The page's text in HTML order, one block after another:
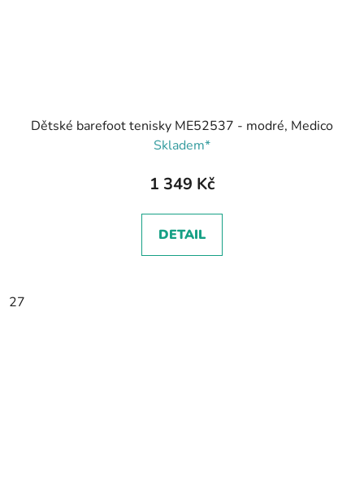
Dětské barefoot tenisky ME52537 - modré, Medico
Skladem*
1 349 Kč
DETAIL
27